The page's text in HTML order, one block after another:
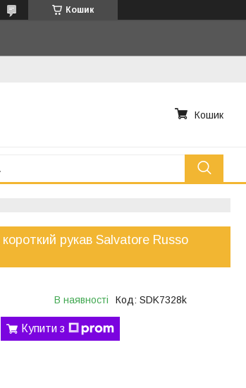
Кошик
Кошик
рукав Salvatore Russo
В наявності Код: SDK7328k
Купити з